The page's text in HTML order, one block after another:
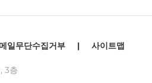
일무단수집거부 | 사이트맵
3층